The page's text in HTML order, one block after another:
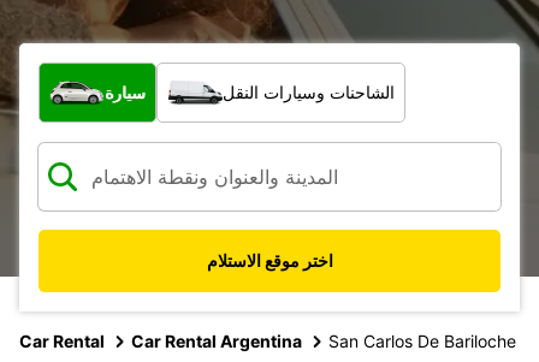
ما نوع المركبة؟
سيارة الشاحنات وسيارات النقل
اختر موقع الاستلام
Car Rental Car Rental Argentina San Carlos De Bariloche